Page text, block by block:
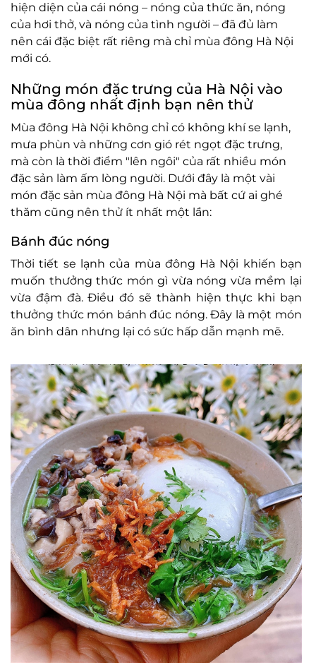
hiện diện của cái nóng – nóng của thức ăn, nóng
của hơi thở, và nóng của tình người – đã đủ làm
nên cái đặc biệt rất riêng mà chỉ mùa đông Hà Nội
mới có.
Những món đặc trưng của Hà Nội vào
mùa đông nhất định bạn nên thử
Mùa đông Hà Nội không chỉ có không khí se lạnh,
mưa phùn và những cơn gió rét ngọt đặc trưng,
mà còn là thời điểm "lên ngôi" của rất nhiều món
đặc sản làm ấm lòng người. Dưới đây là một vài
món đặc sản mùa đông Hà Nội mà bất cứ ai ghé
thăm cũng nên thử ít nhất một lần:
Bánh đúc nóng
Thời tiết se lạnh của mùa đông Hà Nội khiến bạn
muốn thưởng thức món gì vừa nóng vừa mềm lại
vừa đậm đà. Điều đó sẽ thành hiện thực khi bạn
thưởng thức món bánh đúc nóng. Đây là một món
ăn bình dân nhưng lại có sức hấp dẫn mạnh mẽ.